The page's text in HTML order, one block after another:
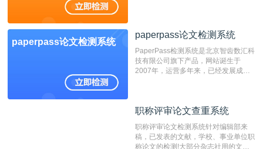
非。其次，相对于知网而言，万方检测
重的推荐系统。
paperpass论文检测系统
paperpass论文检测系统
PaperPass检测系统是北京智齿数汇科
技有限公司旗下产品，网站诞生于
2007年，运营多年来，已经发展成为
检测速度快、精度高，市场反映良好。
职称评审论文查重系统
职称评审论文检测系统针对编辑部来
稿，已发表的文献，学校、事业单位职
称论文的检测!大部分杂志社用的文献